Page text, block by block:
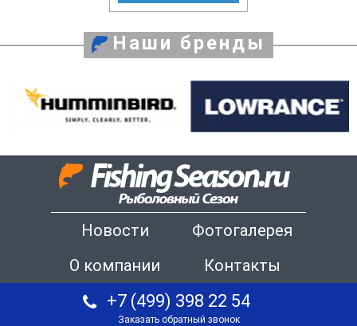
Наши бренды
Новости
Фотогалерея
О компании
Контакты
+7 (499) 398 22 54
Заказать обратный звонок